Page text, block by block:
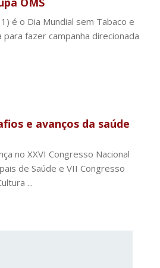
é o Dia Mundial sem Tabaco e
fazer campanha direcionada
e avanços da saúde
no XXVI Congresso Nacional
de Saúde e VII Congresso
...